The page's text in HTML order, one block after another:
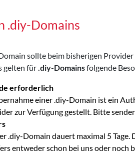
.diy-Domains
sollte beim bisherigen
gelten für .diy-Domainsfolgende
erforderlich
einer .diy-Domain ist ein
zur Verfügung gestellt. Bitte
.diy-Domain dauert maximal 5
entweder schon bei uns oder noch